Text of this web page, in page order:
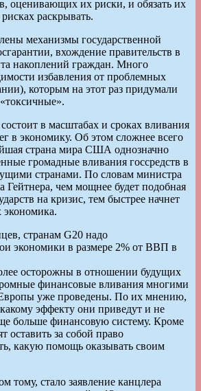
оценивающих их риски, и обязать их
раскрывать.
механизмы государственной
вхождение правительств в
накоплений граждан. Много
избавления от проблемных
которым на этот раз придумали
в масштабах и сроках вливания
в экономику. Об этом сложнее всего
страна мира США однозначно
громадные вливания госсредств в
странами. По словам министра
чем мощнее будет подобная
на кризис, тем быстрее начнет
экономика.
странам G20 надо
экономики в размере 2% от ВВП в
осторожны в отношении будущих
финансовые вливания многими
уже проведены. По их мнению,
эффекту они приведут и не
больше финансовую систему. Кроме
оставить за собой право
какую помощь оказывать своим
тому, стало заявление канцлера